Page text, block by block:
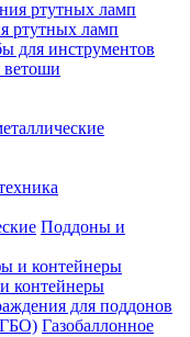
ртутных ламп
для инструментов
Поддоны и
контейнеры
для поддонов
Газобаллонное